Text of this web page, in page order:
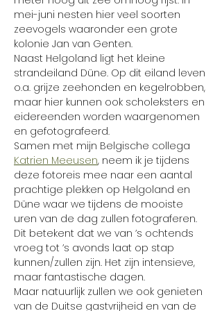
mei-juni nesten hier veel soorten
zeevogels waaronder een grote
kolonie Jan van Genten.
Naast Helgoland ligt het kleine
strandeiland Düne. Op dit eiland leven
o.a. grijze zeehonden en kegelrobben,
maar hier kunnen ook scholeksters en
eidereenden worden waargenomen
en gefotografeerd.
Samen met mijn Belgische collega
Katrien Meeusen, neem ik je tijdens
deze fotoreis mee naar een aantal
prachtige plekken op Helgoland en
Düne waar we tijdens de mooiste
uren van de dag zullen fotograferen.
Dit betekent dat we van ’s ochtends
vroeg tot ’s avonds laat op stap
kunnen/zullen zijn. Het zijn intensieve,
maar fantastische dagen.
Maar natuurlijk zullen we ook genieten
van de Duitse gastvrijheid en van de